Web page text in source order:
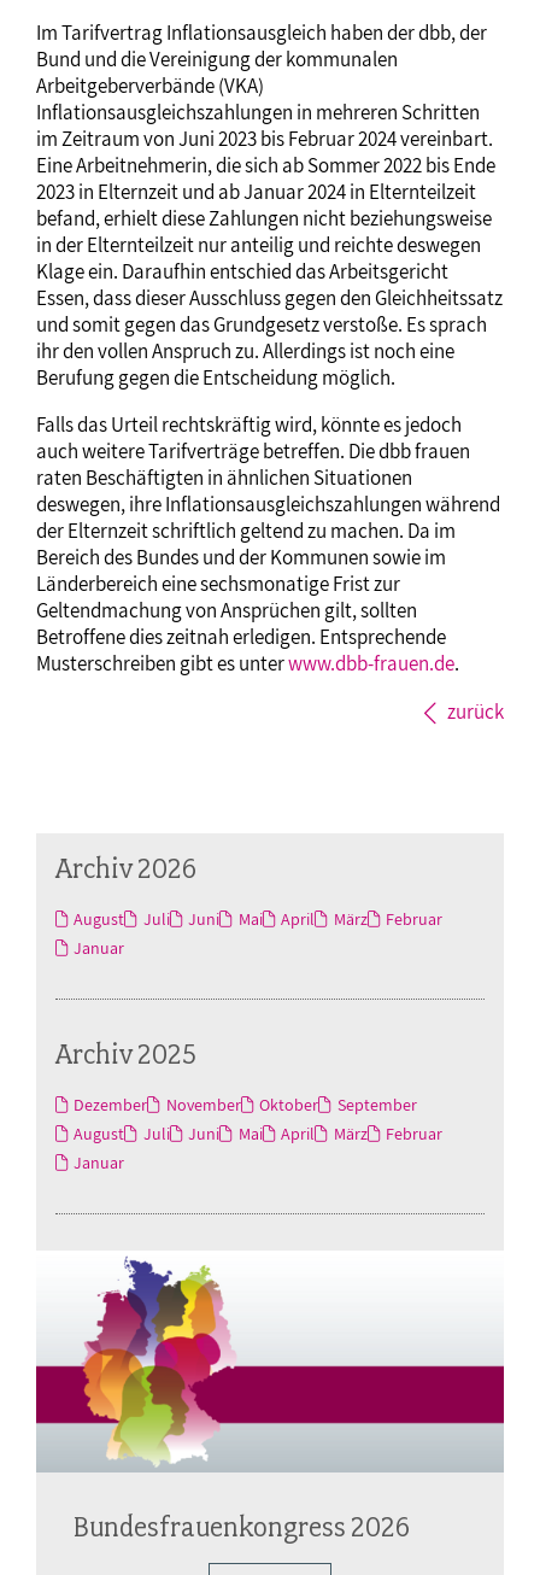
Im Tarifvertrag Inflationsausgleich haben der dbb, der
Bund und die Vereinigung der kommunalen
Arbeitgeberverbände (VKA)
Inflationsausgleichszahlungen in mehreren Schritten
im Zeitraum von Juni 2023 bis Februar 2024 vereinbart.
Eine Arbeitnehmerin, die sich ab Sommer 2022 bis Ende
2023 in Elternzeit und ab Januar 2024 in Elternteilzeit
befand, erhielt diese Zahlungen nicht beziehungsweise
in der Elternteilzeit nur anteilig und reichte deswegen
Klage ein. Daraufhin entschied das Arbeitsgericht
Essen, dass dieser Ausschluss gegen den Gleichheitssatz
und somit gegen das Grundgesetz verstoße. Es sprach
ihr den vollen Anspruch zu. Allerdings ist noch eine
Berufung gegen die Entscheidung möglich.
Falls das Urteil rechtskräftig wird, könnte es jedoch
auch weitere Tarifverträge betreffen. Die dbb frauen
raten Beschäftigten in ähnlichen Situationen
deswegen, ihre Inflationsausgleichszahlungen während
der Elternzeit schriftlich geltend zu machen. Da im
Bereich des Bundes und der Kommunen sowie im
Länderbereich eine sechsmonatige Frist zur
Geltendmachung von Ansprüchen gilt, sollten
Betroffene dies zeitnah erledigen. Entsprechende
Musterschreiben gibt es unterwww.dbb-frauen.de.
zurück
Archiv 2026
August Juli Juni Mai April März
Februar
Januar
Archiv 2025
Dezember November Oktober
September
August
Juli Juni Mai April März
Februar
Januar
Bundesfrauenkongress 2026